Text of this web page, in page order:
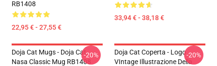
RB1408
22,95 € - 27,55 €
33,94 € - 38,18 €
Doja Cat Mugs - Doja Cat
Nasa Classic Mug RB1408
-20%
Doja Cat Coperta - Logo
VIntage Illustrazione Della
-20%